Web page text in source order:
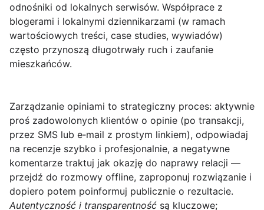
odnośniki od lokalnych serwisów. Współprace z
blogerami i lokalnymi dziennikarzami (w ramach
wartościowych treści, case studies, wywiadów)
często przynoszą długotrwały ruch i zaufanie
mieszkańców.
Zarządzanie opiniami to strategiczny proces: aktywnie
proś zadowolonych klientów o opinie (po transakcji,
przez SMS lub e‑mail z prostym linkiem), odpowiadaj
na recenzje szybko i profesjonalnie, a negatywne
komentarze traktuj jak okazję do naprawy relacji —
przejdź do rozmowy offline, zaproponuj rozwiązanie i
dopiero potem poinformuj publicznie o rezultacie.
Autentyczność i transparentność są kluczowe;